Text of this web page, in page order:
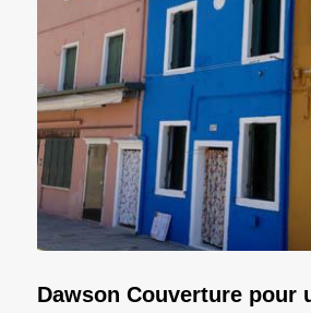
Dawson Couverture pour